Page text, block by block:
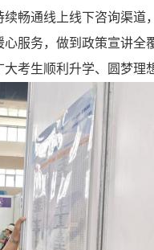
畅通线上线下咨询渠道
服务，做到政策宣讲全
考生顺利升学、圆梦理